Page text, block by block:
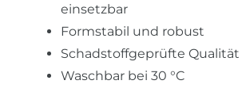
einsetzbar
Formstabil und robust
Schadstoffgeprüfte Qualität
Waschbar bei 30 °C